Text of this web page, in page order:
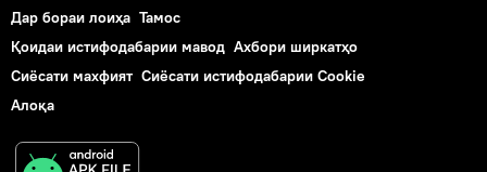
Дар бораи лоиҳа Тамос
Қоидаи истифодабарии мавод Ахбори ширкатҳо
Сиёсати махфият Сиёсати истифодабарии Cookie
Алоқа